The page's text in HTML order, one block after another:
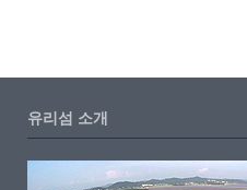
유리섬 소개